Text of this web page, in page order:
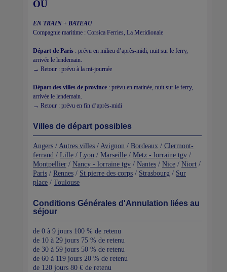
OU
EN TRAIN + BATEAU
Compagnie maritime : Corsica Ferries, La Meridionale
Départ de Paris : prévu en milieu d’après-midi, nuit sur le ferry,
arrivée le lendemain.
→ Retour : prévu à la mi-journée
Départ des villes de province : prévu en matinée, nuit sur le ferry,
arrivée le lendemain.
→ Retour : prévu en fin d’après-midi
Villes de départ possibles
Angers / Autres villes / Avignon / Bordeaux / Clermont-
ferrand / Lille / Lyon / Marseille / Metz - lorraine tgv /
Montpellier / Nancy - lorraine tgv / Nantes / Nice / Niort /
Paris / Rennes / St pierre des corps / Strasbourg / Sur
place / Toulouse
Conditions Générales d'Annulation liées au
séjour
de 0 à 9 jours 100 % de retenu
de 10 à 29 jours 75 % de retenu
de 30 à 59 jours 50 % de retenu
de 60 à 119 jours 20 % de retenu
de 120 jours 80 € de retenu